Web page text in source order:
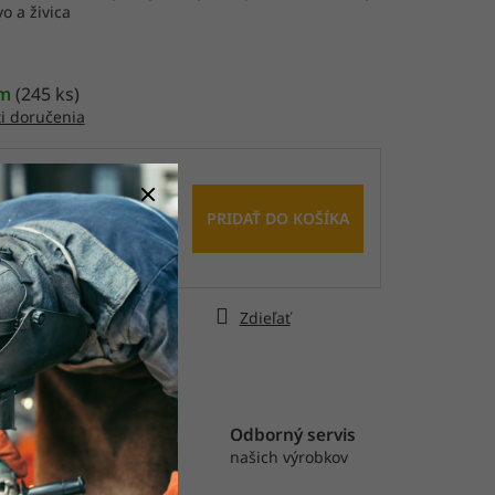
(245 ks)
doručenia
€
DPH
PRIDAŤ DO KOŠÍKA
a živica
sa Strážiť Zdieľať
výroba
pásy, rolky
Odborný servis
našich výrobkov